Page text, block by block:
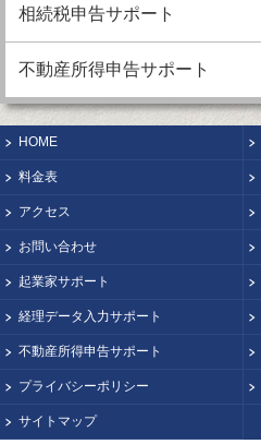
相続税申告サポート
不動産所得申告サポート
HOME
料金表
アクセス
お問い合わせ
起業家サポート
経理データ入力サポート
不動産所得申告サポート
プライバシーポリシー
サイトマップ